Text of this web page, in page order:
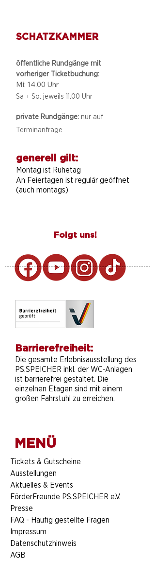
SCHATZKAMMER
öffentliche Rundgänge mit
vorheriger Ticketbuchung:
Mi: 14.00 Uhr
Sa + So: jeweils 11.00 Uhr
private Rundgänge: nur auf
Terminanfrage
generell gilt:
Montag ist Ruhetag
An Feiertagen ist regulär geöffnet
(auch montags)
Folgt uns!
Barrierefreiheit:
Die gesamte Erlebnisausstellung des
PS.SPEICHER inkl. der WC-Anlagen
ist barrierefrei gestaltet. Die
einzelnen Etagen sind mit einem
großen Fahrstuhl zu erreichen.
MENÜ
​Tickets & Gutscheine
Ausstellungen
Aktuelles & Events
FörderFreunde PS.SPEICHER e.V.
Presse
FAQ - Häufig gestellte Fragen
Impressum
Datenschutzhinweis
AGB